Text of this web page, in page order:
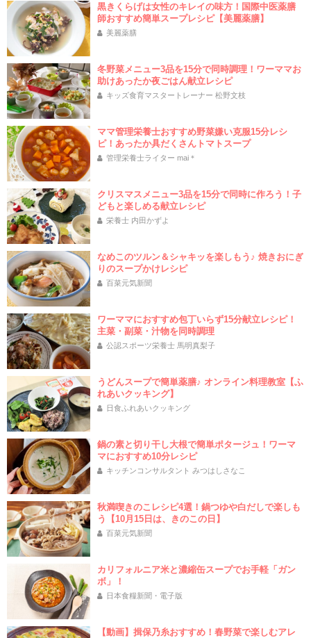
黒きくらげは女性のキレイの味方！国際中医薬膳
師おすすめ簡単スープレシピ【美麗薬膳】
美麗薬膳
冬野菜メニュー3品を15分で同時調理！ワーママお
助けあったか夜ごはん献立レシピ
キッズ食育マスタートレーナー 松野文枝
ママ管理栄養士おすすめ野菜嫌い克服15分レシ
ピ！あったか具だくさんトマトスープ
管理栄養士ライター mai＊
クリスマスメニュー3品を15分で同時に作ろう！子
どもと楽しめる献立レシピ
栄養士 内田かずよ
なめこのツルン＆シャキッを楽しもう♪ 焼きおにぎ
りのスープかけレシピ
百菜元気新聞
ワーママにおすすめ包丁いらず15分献立レシピ！
主菜・副菜・汁物を同時調理
公認スポーツ栄養士 馬明真梨子
うどんスープで簡単薬膳♪ オンライン料理教室【ふ
れあいクッキング】
日食ふれあいクッキング
鍋の素と切り干し大根で簡単ポタージュ！ワーマ
マにおすすめ10分レシピ
キッチンコンサルタント みつはしさなこ
秋満喫きのこレシピ4選！鍋つゆや白だしで楽しも
う【10月15日は、きのこの日】
百菜元気新聞
カリフォルニア米と濃縮缶スープでお手軽「ガン
ボ」！
日本食糧新聞・電子版
【動画】揖保乃糸おすすめ！春野菜で楽しむアレ